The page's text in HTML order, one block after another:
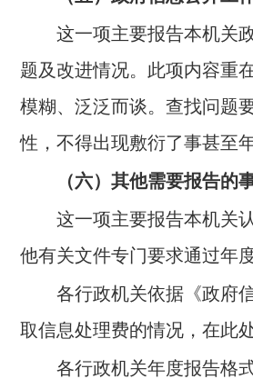
这一项主要报告本机关
题及改进情况。此项内容重
模糊、泛泛而谈。查找问题
性，不得出现敷衍了事甚至
（六）其他需要报告的
这一项主要报告本机关
他有关文件专门要求通过年
各行政机关依据《政府
取信息处理费的情况，在此
各行政机关年度报告格